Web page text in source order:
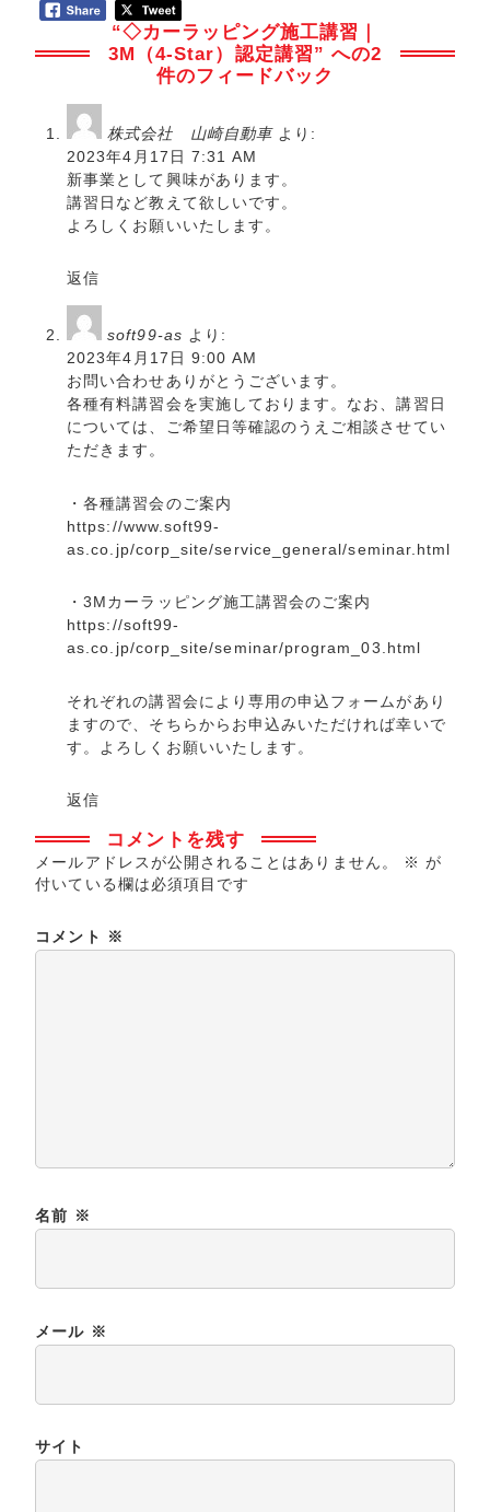
“◇カーラッピング施工講習｜
3M（4-Star）認定講習” への2
件のフィードバック
株式会社 山崎自動車 より:
2023年4月17日 7:31 AM
新事業として興味があります。
講習日など教えて欲しいです。
よろしくお願いいたします。
返信
soft99-as より:
2023年4月17日 9:00 AM
お問い合わせありがとうございます。
各種有料講習会を実施しております。なお、講習日
については、ご希望日等確認のうえご相談させてい
ただきます。
・各種講習会のご案内
https://www.soft99-
as.co.jp/corp_site/service_general/seminar.html
・3Mカーラッピング施工講習会のご案内
https://soft99-
as.co.jp/corp_site/seminar/program_03.html
それぞれの講習会により専用の申込フォームがあり
ますので、そちらからお申込みいただければ幸いで
す。よろしくお願いいたします。
返信
コメントを残す
メールアドレスが公開されることはありません。 ※ が
付いている欄は必須項目です
コメント ※
名前 ※
メール ※
サイト